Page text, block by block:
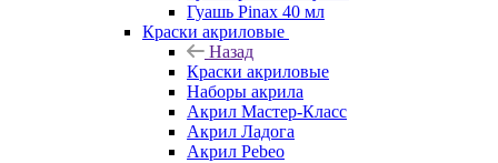
Гуашь Pinax 40 мл
Краски акриловые
Назад
Краски акриловые
Наборы акрила
Акрил Мастер-Класс
Акрил Ладога
Акрил Pebeo